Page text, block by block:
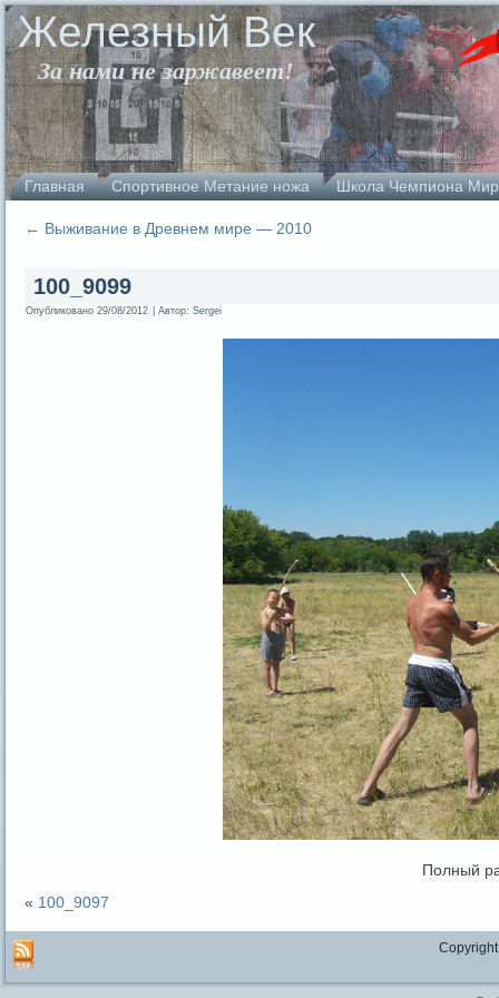
Железный Век
За нами не заржавеет!
Главная Спортивное Метание ножа Школа Чемпиона
← Выживание в Древнем мире — 2010
100_9099
Опубликовано 29/08/2012 Автор: Sergei
Полный
« 100_9097